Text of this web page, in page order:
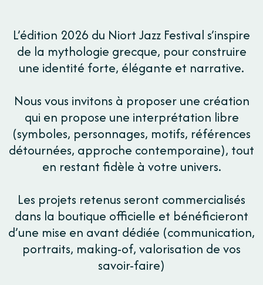
L’édition 2026 du Niort Jazz Festival s’inspire
de la mythologie grecque, pour construire
une identité forte, élégante et narrative.
Nous vous invitons à proposer une création
qui en propose une interprétation libre
(symboles, personnages, motifs, références
détournées, approche contemporaine), tout
en restant fidèle à votre univers.
Les projets retenus seront commercialisés
dans la boutique officielle et bénéficieront
d’une mise en avant dédiée (communication,
portraits, making-of, valorisation de vos
savoir-faire)